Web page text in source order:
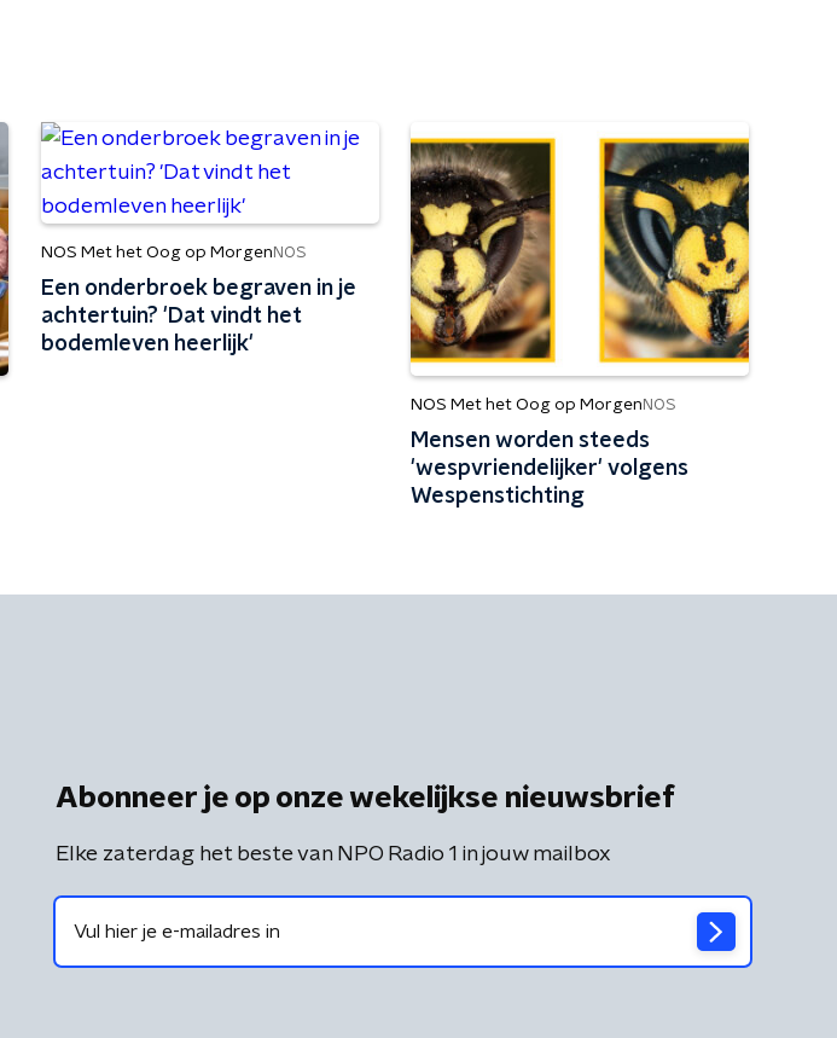
NOS Met het Oog op Morgen NOS
Een onderbroek begraven in je
achtertuin? 'Dat vindt het
bodemleven heerlijk'
NOS Met het Oog op Morgen NOS
Mensen worden steeds
'wespvriendelijker' volgens
Wespenstichting
Abonneer je op onze wekelijkse nieuwsbrief
Elke zaterdag het beste van NPO Radio 1 in jouw mailbox